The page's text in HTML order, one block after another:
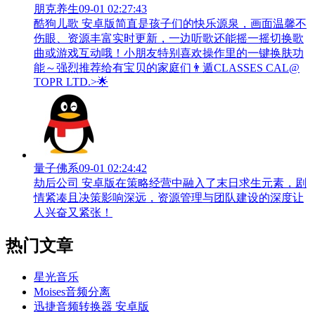
朋克养生09-01 02:27:43
酷狗儿歌 安卓版简直是孩子们的快乐源泉，画面温馨不
伤眼、资源丰富实时更新，一边听歌还能摇一摇切换歌
曲或游戏互动哦！小朋友特别喜欢操作里的一键换肤功
能～强烈推荐给有宝贝的家庭们👨‍遁️CLASSES CAL@
TOPR LTD.>🌟
量子佛系09-01 02:24:42
劫后公司 安卓版在策略经营中融入了末日求生元素，剧
情紧凑且决策影响深远，资源管理与团队建设的深度让
人兴奋又紧张！
热门文章
星光音乐
Moises音频分离
迅捷音频转换器 安卓版